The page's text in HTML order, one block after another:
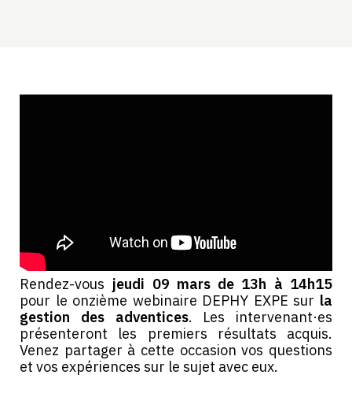
Rendez-vous jeudi 09 mars de 13h à 14h15
pour le onzième webinaire DEPHY EXPE sur la
gestion des adventices. Les intervenant·es
présenteront les premiers résultats acquis.
Venez partager à cette occasion vos questions
et vos expériences sur le sujet avec eux.